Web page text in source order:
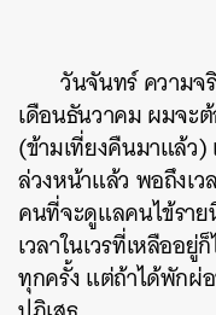
วันจันทร์ ความจ
เดือนธันวาคม ผมจะ
(ข้ามเที่ยงคืนมาแล้ว
ล่วงหน้าแล้ว พอถึงเ
คนที่จะดูแลคนไข้รา
เวลาในเวรที่เหลืออยู่
ทุกครั้ง แต่ถ้าได้พักผ่